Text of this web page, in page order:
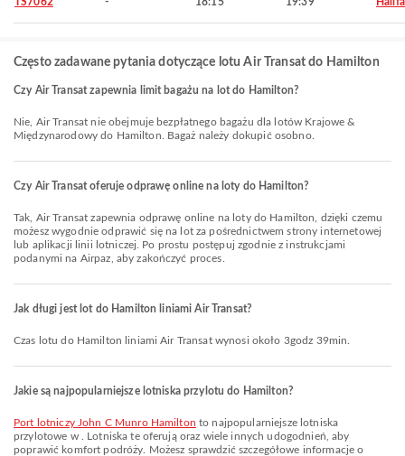
Często zadawane pytania dotyczące lotu Air Transat do Hamilton
Czy Air Transat zapewnia limit bagażu na lot do Hamilton?
Nie, Air Transat nie obejmuje bezpłatnego bagażu dla lotów Krajowe &
Międzynarodowy do Hamilton. Bagaż należy dokupić osobno.
Czy Air Transat oferuje odprawę online na loty do Hamilton?
Tak, Air Transat zapewnia odprawę online na loty do Hamilton, dzięki czemu
możesz wygodnie odprawić się na lot za pośrednictwem strony internetowej
lub aplikacji linii lotniczej. Po prostu postępuj zgodnie z instrukcjami
podanymi na Airpaz, aby zakończyć proces.
Jak długi jest lot do Hamilton liniami Air Transat?
Czas lotu do Hamilton liniami Air Transat wynosi około 3godz 39min.
Jakie są najpopularniejsze lotniska przylotu do Hamilton?
Port lotniczy John C Munro Hamilton to najpopularniejsze lotniska
przylotowe w . Lotniska te oferują oraz wiele innych udogodnień, aby
poprawić komfort podróży. Możesz sprawdzić szczegółowe informacje o